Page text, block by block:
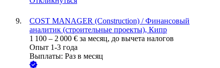
COST MANAGER (Construction) / Финансовый
аналитик (строительные проекты), Кипр
1 100 – 2 000 € за месяц, до вычета налогов
Опыт 1-3 года
Выплаты: Раз в месяц